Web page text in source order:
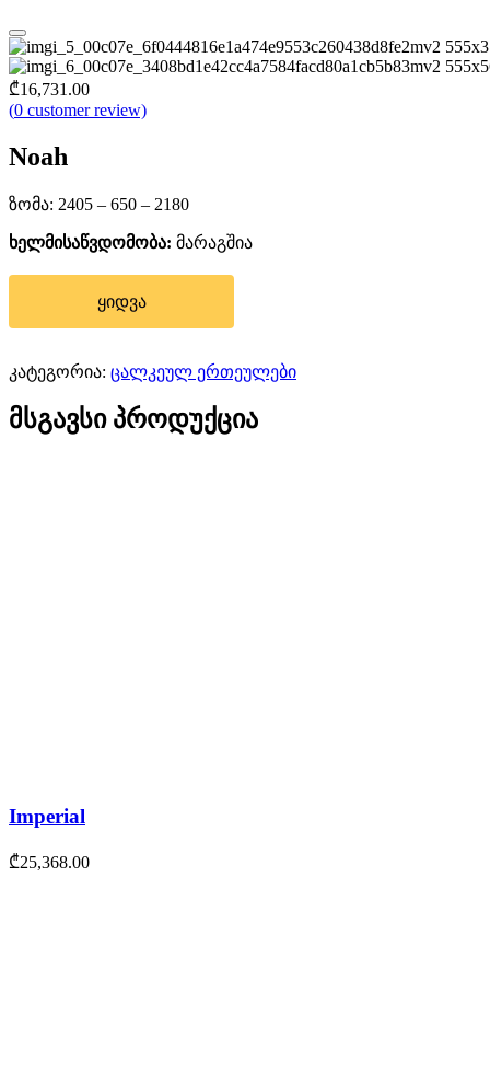
₾16,731.00
(0 customer review)
Noah
ზომა: 2405 – 650 – 2180
ხელმისაწვდომობა: მარაგშია
ყიდვა
კატეგორია: ცალკეულ ერთეულები
მსგავსი პროდუქცია
Imperial
₾25,368.00